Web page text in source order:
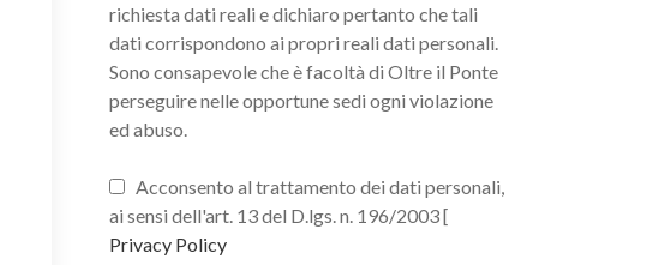
richiesta dati reali e dichiaro pertanto che tali
dati corrispondono ai propri reali dati personali.
Sono consapevole che è facoltà di Oltre il Ponte
perseguire nelle opportune sedi ogni violazione
ed abuso.
Acconsento al trattamento dei dati personali,
ai sensi dell'art. 13 del D.lgs. n. 196/2003 [
Privacy Policy